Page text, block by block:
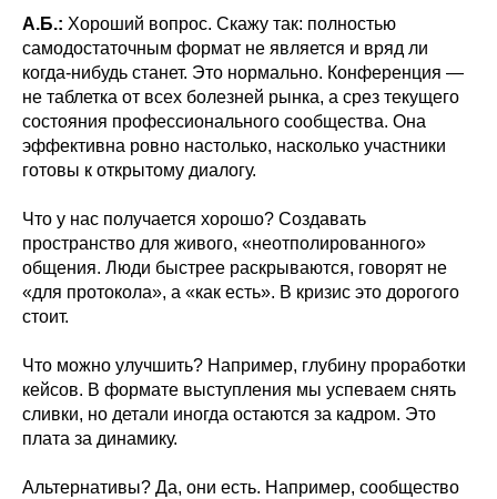
А.Б.: Хороший вопрос. Скажу так: полностью
самодостаточным формат не является и вряд ли
когда-нибудь станет. Это нормально. Конференция —
не таблетка от всех болезней рынка, а срез текущего
состояния профессионального сообщества. Она
эффективна ровно настолько, насколько участники
готовы к открытому диалогу.
Что у нас получается хорошо? Создавать
пространство для живого, «неотполированного»
общения. Люди быстрее раскрываются, говорят не
«для протокола», а «как есть». В кризис это дорогого
стоит.
Что можно улучшить? Например, глубину проработки
кейсов. В формате выступления мы успеваем снять
сливки, но детали иногда остаются за кадром. Это
плата за динамику.
Альтернативы? Да, они есть. Например, сообщество